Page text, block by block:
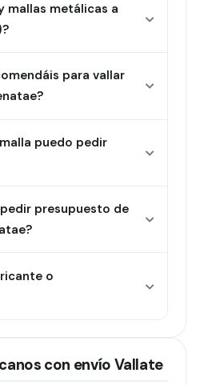
mallas metálicas a
para vallar
puedo pedir
presupuesto de
o
con envío Vallate